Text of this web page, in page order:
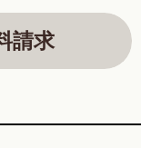
請求